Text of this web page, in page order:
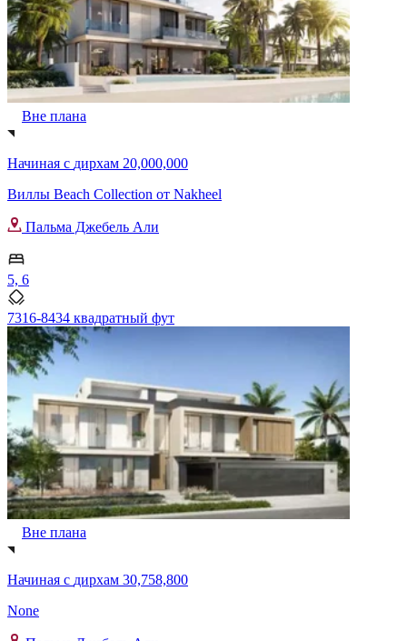
Вне плана
Начиная с дирхам 20,000,000
Виллы Beach Collection от Nakheel
Пальма Джебель Али
5, 6
7316-8434 квадратный фут
Вне плана
Начиная с дирхам 30,758,800
None